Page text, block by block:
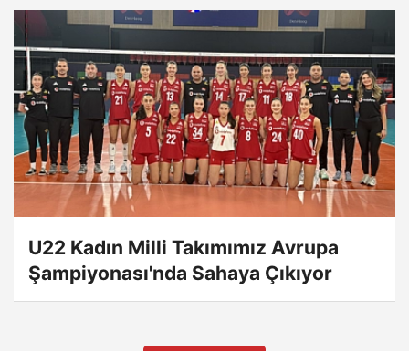
U22 Kadın Milli Takımımız Avrupa
Şampiyonası'nda Sahaya Çıkıyor